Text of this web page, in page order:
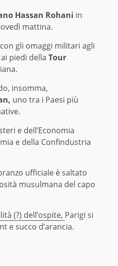
Hassan Rohani in
mattina.
gli omaggi militari agli
piedi della Tour
insomma,
uno tra i Paesi più
e dell’Economia
e della Confindustria
ufficiale è saltato
musulmana del capo
(?) dell’ospite, Parigi si
e succo d’arancia.